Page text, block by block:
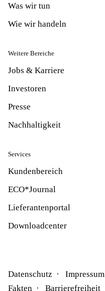
Was wir tun
Wie wir handeln
Weitere Bereiche
Jobs & Karriere
Investoren
Presse
Nachhaltigkeit
Services
Kundenbereich
ECO*Journal
Lieferantenportal
Downloadcenter
Datenschutz Impressum
Fakten
Barrierefreiheit